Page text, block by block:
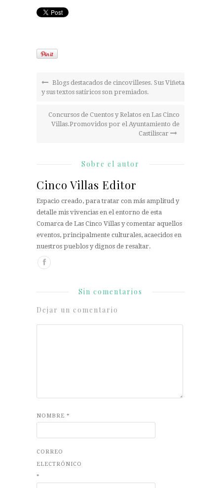
Blogs destacados de cincovilleses. Sus Viñetas
y sus textos satíricos son premiados.
Concursos de Cuentos y Relatos en Las Cinco
Villas.Promovidos por el Ayuntamiento de
Castiliscar
Sobre el autor
Cinco Villas Editor
Espacio creado, para tratar con más amplitud y
detalle mis vivencias en el entorno de esta
Comarca de Las Cinco Villas y comentar aquellos
eventos, principalmente culturales, acaecidos en
nuestros pueblos y dignos de resaltar.
Sin comentarios
Dejar un comentario
NOMBRE *
CORREO
ELECTRÓNICO
*